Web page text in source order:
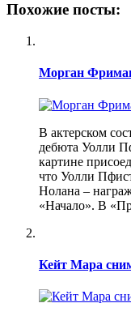
Похожие посты:
Морган Фриман
В актерском
дебюта Уолли
картине
что Уолли
Нолана –
«Начало». В
Кейт Мара